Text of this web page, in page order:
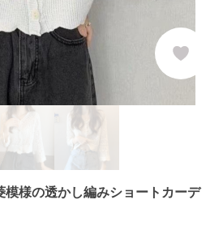
模様の透かし編みショートカーデ